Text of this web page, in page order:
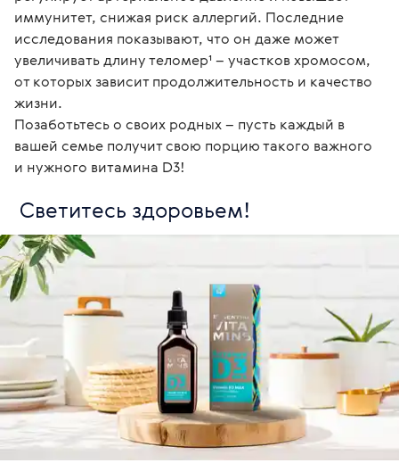
иммунитет, снижая риск аллергий. Последние
исследования показывают, что он даже может
увеличивать длину теломер¹ – участков хромосом,
от которых зависит продолжительность и качество
жизни.
Позаботьтесь о своих родных – пусть каждый в
вашей семье получит свою порцию такого важного
и нужного витамина D3!
Светитесь здоровьем!